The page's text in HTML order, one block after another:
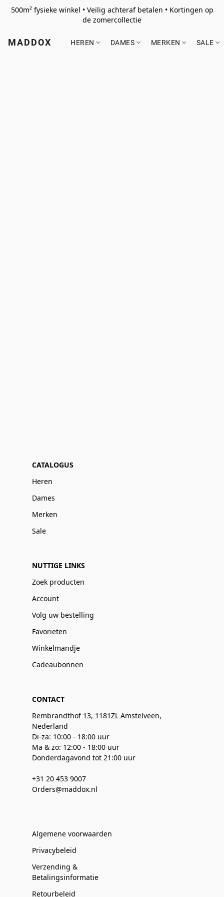
500m² fysieke winkel • Veilig achteraf betalen • Kortingen op
de zomercollectie
MADDOX HEREN DAMES MERKEN SALE
CATALOGUS
Heren
Dames
Merken
Sale
NUTTIGE LINKS
Zoek producten
Account
Volg uw bestelling
Favorieten
Winkelmandje
Cadeaubonnen
CONTACT
Rembrandthof 13, 1181ZL Amstelveen,
Nederland
Di-za: 10:00 - 18:00 uur
Ma & zo: 12:00 - 18:00 uur
Donderdagavond tot 21:00 uur
+31 20 453 9007
Orders@maddox.nl
Algemene voorwaarden
Privacybeleid
Verzending &
Betalingsinformatie
Retourbeleid